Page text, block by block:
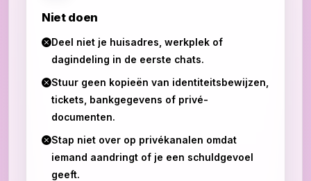
Niet doen
Deel niet je huisadres, werkplek of
dagindeling in de eerste chats.
Stuur geen kopieën van identiteitsbewijzen,
tickets, bankgegevens of privé-
documenten.
Stap niet over op privékanalen omdat
iemand aandringt of je een schuldgevoel
geeft.